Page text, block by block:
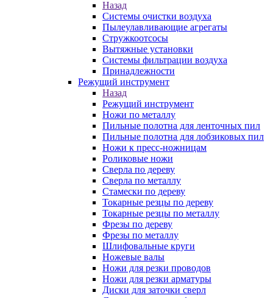
Назад
Системы очистки воздуха
Пылеулавливающие агрегаты
Стружкоотсосы
Вытяжные установки
Системы фильтрации воздуха
Принадлежности
Режущий инструмент
Назад
Режущий инструмент
Ножи по металлу
Пильные полотна для ленточных пил
Пильные полотна для лобзиковых пил
Ножи к пресс-ножницам
Роликовые ножи
Сверла по дереву
Сверла по металлу
Стамески по дереву
Токарные резцы по дереву
Токарные резцы по металлу
Фрезы по дереву
Фрезы по металлу
Шлифовальные круги
Ножевые валы
Ножи для резки проводов
Ножи для резки арматуры
Диски для заточки сверл